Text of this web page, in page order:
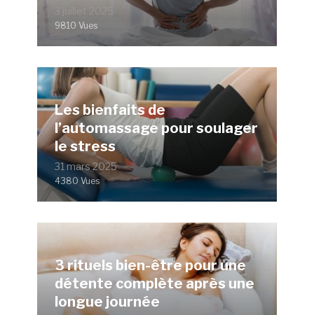
3 juillet 2025
9810 Vues
Les bienfaits de
l’automassage pour soulager
le stress
31 mars 2025
4380 Vues
3 rituels bien-être pour une
détente complète après une
longue journée